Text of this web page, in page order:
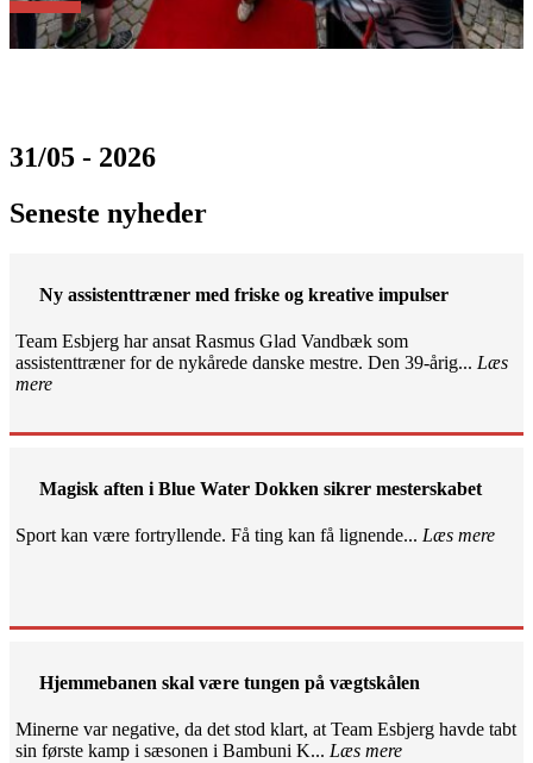
31/05 - 2026
Seneste nyheder
Ny assistenttræner med friske og kreative impulser
Team Esbjerg har ansat Rasmus Glad Vandbæk som
assistenttræner for de nykårede danske mestre. Den 39-årig... Læs
mere
Magisk aften i Blue Water Dokken sikrer mesterskabet
Sport kan være fortryllende. Få ting kan få lignende... Læs mere
Hjemmebanen skal være tungen på vægtskålen
Minerne var negative, da det stod klart, at Team Esbjerg havde tabt
sin første kamp i sæsonen i Bambuni K... Læs mere